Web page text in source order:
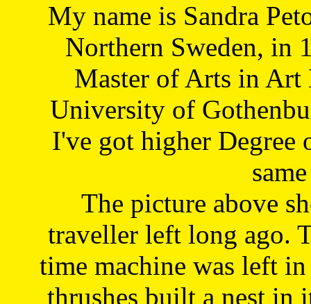
My name is Sandra
Northern Sweden, in
Master of Arts in Art
University of
I've got higher Degree
The picture above
traveller left long ago.
time machine was left
thrushes built a nest in